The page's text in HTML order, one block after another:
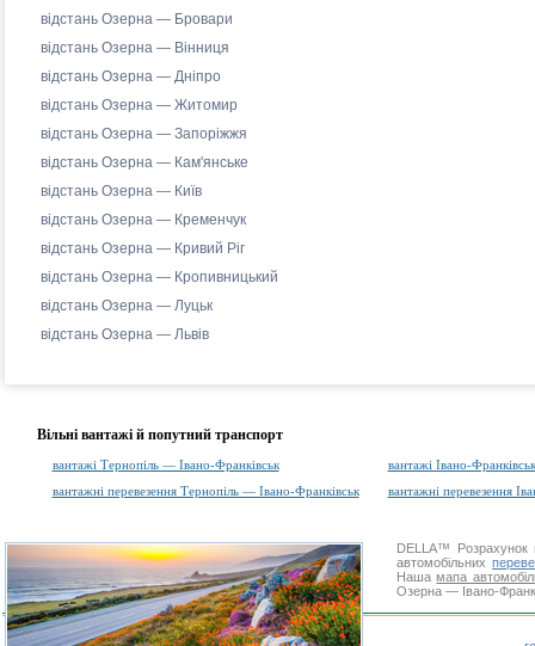
відстань Озерна — Бровари
відстань Озерна — Вінниця
відстань Озерна — Дніпро
відстань Озерна — Житомир
відстань Озерна — Запоріжжя
відстань Озерна — Кам'янське
відстань Озерна — Київ
відстань Озерна — Кременчук
відстань Озерна — Кривий Ріг
відстань Озерна — Кропивницький
відстань Озерна — Луцьк
відстань Озерна — Львів
Вільні вантажі й попутний транспорт
вантажі Тернопіль — Івано-Франківськ
вантажі Івано-
вантажні перевезення Тернопіль — Івано-Франківськ
вантажні перевезення
DELLA™
Розрахунок
автомобільних
Нашамапа
Озерна — Івано-